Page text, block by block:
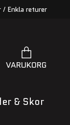
/ Enkla returer
VARUKORG
& Skor